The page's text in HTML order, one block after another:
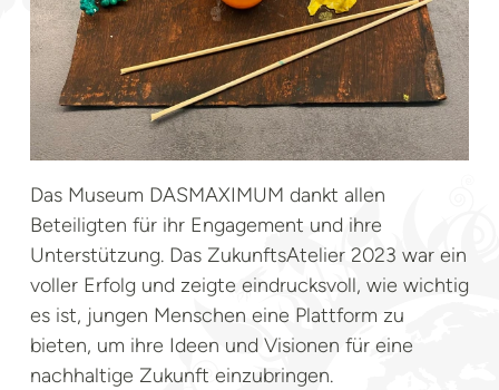
Das Museum DASMAXIMUM dankt allen
Beteiligten für ihr Engagement und ihre
Unterstützung. Das ZukunftsAtelier 2023 war ein
voller Erfolg und zeigte eindrucksvoll, wie wichtig
es ist, jungen Menschen eine Plattform zu
bieten, um ihre Ideen und Visionen für eine
nachhaltige Zukunft einzubringen.